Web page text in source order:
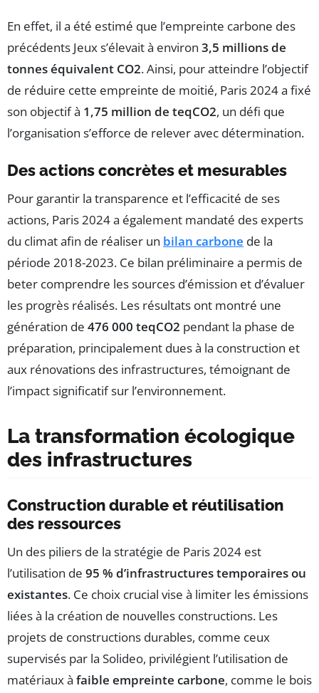
En effet, il a été estimé que l’empreinte carbone des
précédents Jeux s’élevait à environ 3,5 millions de
tonnes équivalent CO2. Ainsi, pour atteindre l’objectif
de réduire cette empreinte de moitié, Paris 2024 a fixé
son objectif à 1,75 million de teqCO2, un défi que
l’organisation s’efforce de relever avec détermination.
Des actions concrètes et mesurables
Pour garantir la transparence et l’efficacité de ses
actions, Paris 2024 a également mandaté des experts
du climat afin de réaliser un bilan carbone de la
période 2018-2023. Ce bilan préliminaire a permis de
beter comprendre les sources d’émission et d’évaluer
les progrès réalisés. Les résultats ont montré une
génération de 476 000 teqCO2 pendant la phase de
préparation, principalement dues à la construction et
aux rénovations des infrastructures, témoignant de
l’impact significatif sur l’environnement.
La transformation écologique
des infrastructures
Construction durable et réutilisation
des ressources
Un des piliers de la stratégie de Paris 2024 est
l’utilisation de 95 % d’infrastructures temporaires ou
existantes. Ce choix crucial vise à limiter les émissions
liées à la création de nouvelles constructions. Les
projets de constructions durables, comme ceux
supervisés par la Solideo, privilégient l’utilisation de
matériaux à faible empreinte carbone, comme le bois